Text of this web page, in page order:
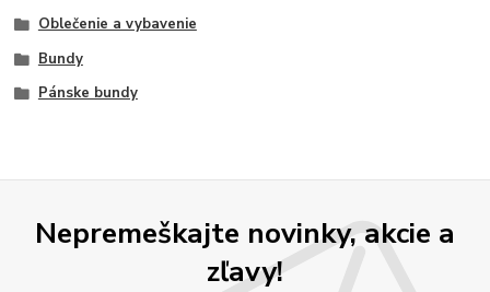
Oblečenie a vybavenie
Bundy
Pánske bundy
Nepremeškajte novinky, akcie a
zľavy!